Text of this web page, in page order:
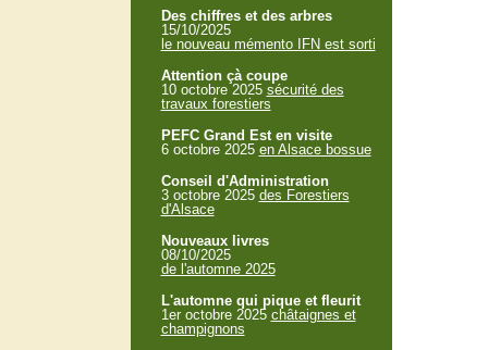
Des chiffres et des arbres
15/10/2025
le nouveau mémento IFN est sorti
Attention çà coupe
10 octobre 2025 sécurité des
travaux forestiers
PEFC Grand Est en visite
6 octobre 2025 en Alsace bossue
Conseil d'Administration
3 octobre 2025 des Forestiers
d'Alsace
Nouveaux livres
08/10/2025
de l'automne 2025
L'automne qui pique et fleurit
1er octobre 2025 châtaignes et
champignons